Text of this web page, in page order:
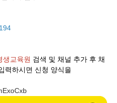
생교육원 검색 및 채널 추가 후 채
력하시면 신청 양식을